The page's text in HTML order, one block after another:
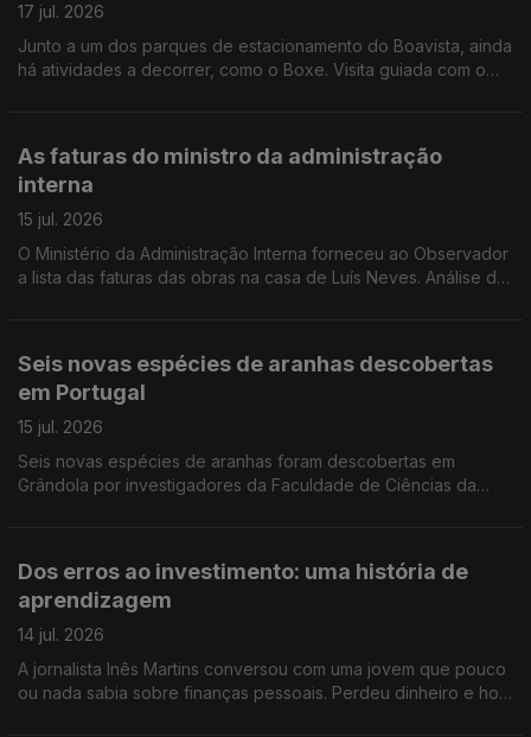
17 jul. 2026
Junto a um dos parques de estacionamento do Boavista, ainda
há atividades a decorrer, como o Boxe. Visita guiada com o
As faturas do ministro da administração
interna
15 jul. 2026
O Ministério da Administração Interna forneceu ao Observador
a lista das faturas das obras na casa de Luís Neves. Análise de
Seis novas espécies de aranhas descobertas
em Portugal
15 jul. 2026
Seis novas espécies de aranhas foram descobertas em
Grândola por investigadores da Faculdade de Ciências da
Dos erros ao investimento: uma história de
aprendizagem
14 jul. 2026
A jornalista Inês Martins conversou com uma jovem que pouco
ou nada sabia sobre finanças pessoais. Perdeu dinheiro e hoje